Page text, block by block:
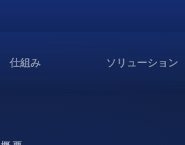
仕組み ソリューション